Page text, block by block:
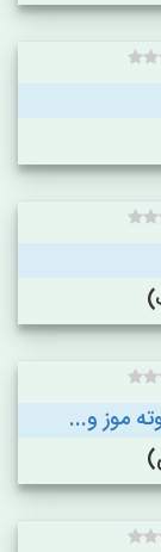
موز و...